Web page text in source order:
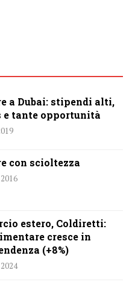
a Dubai: stipendi alti,
e tante opportunità
con scioltezza
estero, Coldiretti:
cresce in
(+8%)